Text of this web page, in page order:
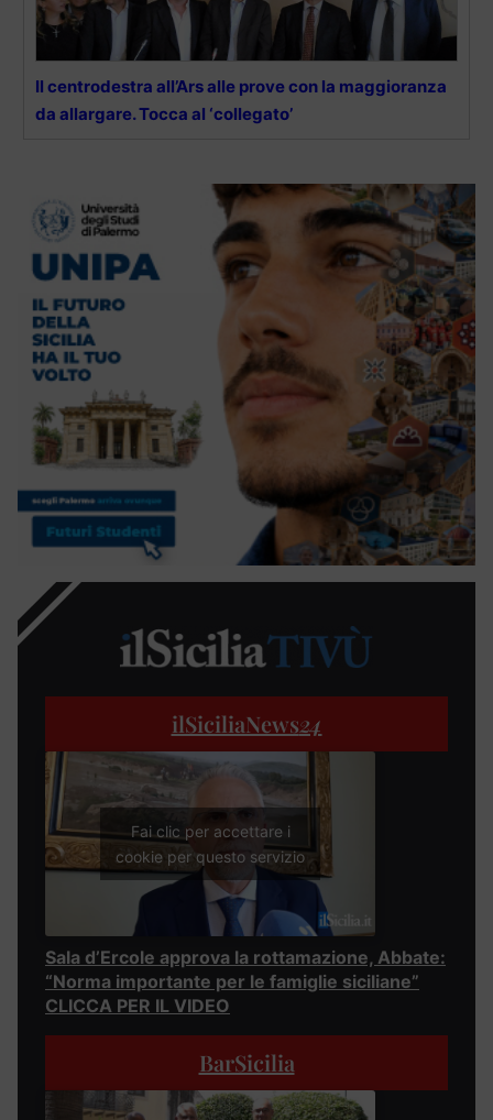
Il centrodestra all’Ars alle prove con la maggioranza
da allargare. Tocca al ‘collegato’
ilSiciliaNews24
Fai clic per accettare i
cookie per questo servizio
Sala d’Ercole approva la rottamazione, Abbate:
“Norma importante per le famiglie siciliane”
CLICCA PER IL VIDEO
BarSicilia